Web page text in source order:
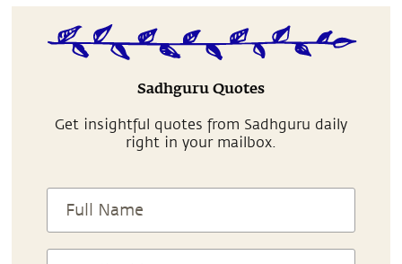
Sadhguru Quotes
Get insightful quotes from Sadhguru daily
right in your mailbox.